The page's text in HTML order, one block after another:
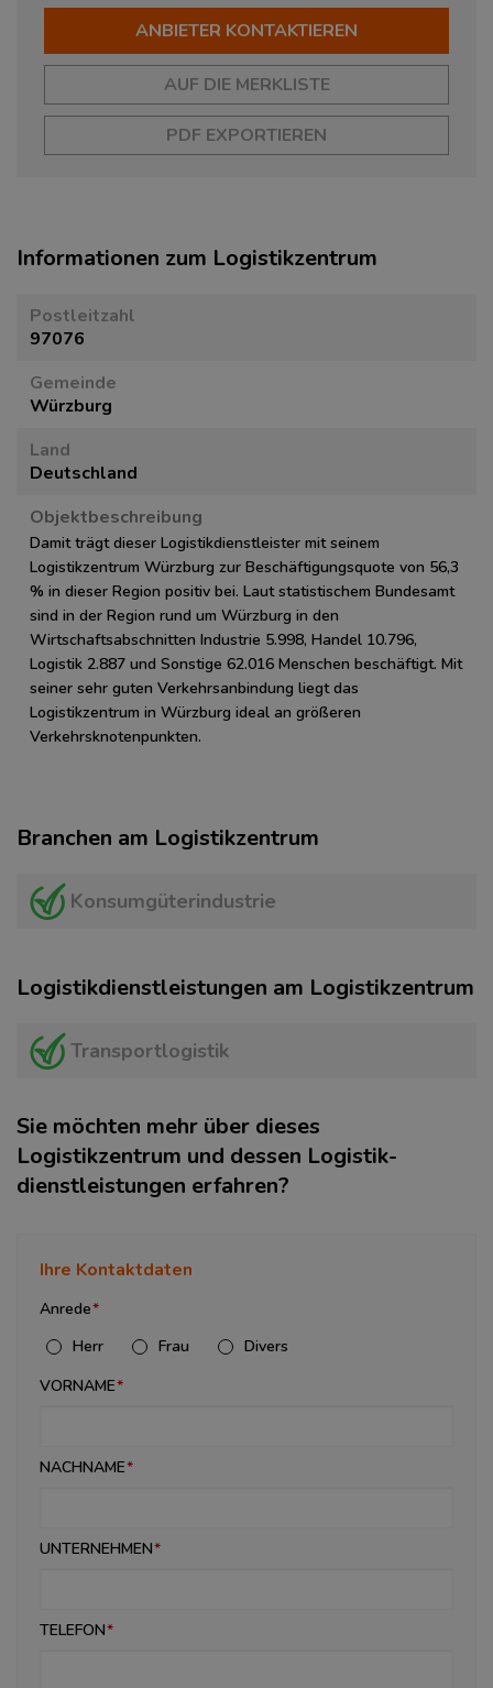
ANBIETER KONTAKTIEREN
AUF DIE MERKLISTE
PDF EXPORTIEREN
Informationen zum Logistikzentrum
Postleitzahl
97076
Gemeinde
Würzburg
Land
Deutschland
Objektbeschreibung
Damit trägt dieser Logistikdienstleister mit seinem
Logistikzentrum Würzburg zur Beschäftigungsquote von 56,3
% in dieser Region positiv bei. Laut statistischem Bundesamt
sind in der Region rund um Würzburg in den
Wirtschaftsabschnitten Industrie 5.998, Handel 10.796,
Logistik 2.887 und Sonstige 62.016 Menschen beschäftigt. Mit
seiner sehr guten Verkehrsanbindung liegt das
Logistikzentrum in Würzburg ideal an größeren
Verkehrsknotenpunkten.
Branchen am Logistikzentrum
Konsumgüterindustrie
Logistikdienstleistungen am Logistikzentrum
Transportlogistik
Sie möchten mehr über dieses
Logistikzentrum und dessen Logistik­
dienstleistungen erfahren?
Ihre Kontaktdaten
Anrede
Herr
Frau
Divers
VORNAME
NACHNAME
UNTERNEHMEN
TELEFON